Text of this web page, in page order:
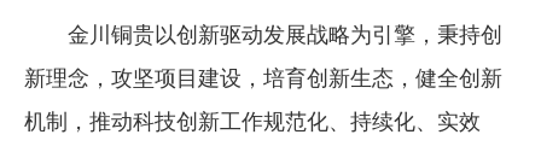
金川铜贵以创新驱动发展战略为引擎，秉持创
新理念，攻坚项目建设，培育创新生态，健全创新
机制，推动科技创新工作规范化、持续化、实效